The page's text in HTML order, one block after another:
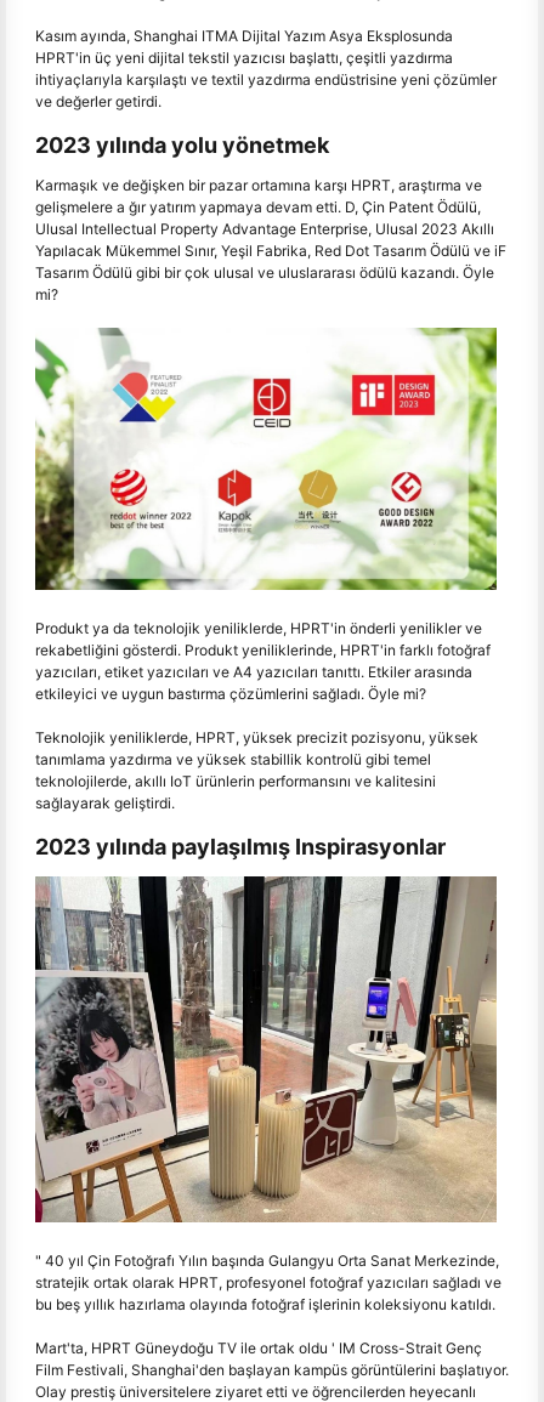
Kasım ayında, Shanghai ITMA Dijital Yazım Asya Eksplosunda
HPRT'in üç yeni dijital tekstil yazıcısı başlattı, çeşitli yazdırma
ihtiyaçlarıyla karşılaştı ve textil yazdırma endüstrisine yeni çözümler
ve değerler getirdi.
2023 yılında yolu yönetmek
Karmaşık ve değişken bir pazar ortamına karşı HPRT, araştırma ve
gelişmelere a ğır yatırım yapmaya devam etti. D, Çin Patent Ödülü,
Ulusal Intellectual Property Advantage Enterprise, Ulusal 2023 Akıllı
Yapılacak Mükemmel Sınır, Yeşil Fabrika, Red Dot Tasarım Ödülü ve iF
Tasarım Ödülü gibi bir çok ulusal ve uluslararası ödülü kazandı. Öyle
mi?
Produkt ya da teknolojik yeniliklerde, HPRT'in önderli yenilikler ve
rekabetliğini gösterdi. Produkt yeniliklerinde, HPRT'in farklı fotoğraf
yazıcıları, etiket yazıcıları ve A4 yazıcıları tanıttı. Etkiler arasında
etkileyici ve uygun bastırma çözümlerini sağladı. Öyle mi?
Teknolojik yeniliklerde, HPRT, yüksek precizit pozisyonu, yüksek
tanımlama yazdırma ve yüksek stabillik kontrolü gibi temel
teknolojilerde, akıllı IoT ürünlerin performansını ve kalitesini
sağlayarak geliştirdi.
2023 yılında paylaşılmış Inspirasyonlar
" 40 yıl Çin Fotoğrafı Yılın başında Gulangyu Orta Sanat Merkezinde,
stratejik ortak olarak HPRT, profesyonel fotoğraf yazıcıları sağladı ve
bu beş yıllık hazırlama olayında fotoğraf işlerinin koleksiyonu katıldı.
Mart'ta, HPRT Güneydoğu TV ile ortak oldu ' IM Cross-Strait Genç
Film Festivali, Shanghai'den başlayan kampüs görüntülerini başlatıyor.
Olay prestiş üniversitelere ziyaret etti ve öğrencilerden heyecanlı